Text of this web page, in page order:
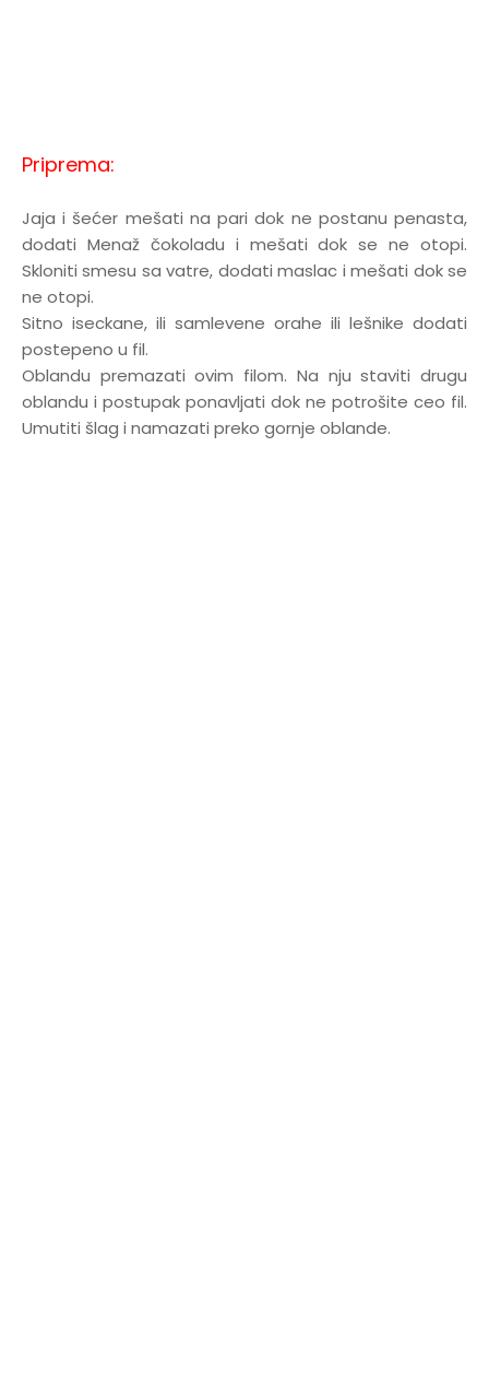
Priprema:
Jaja i šećer mešati na pari dok ne postanu penasta,
dodati Menaž čokoladu i mešati dok se ne otopi.
Skloniti smesu sa vatre, dodati maslac i mešati dok se
ne otopi.
Sitno iseckane, ili samlevene orahe ili lešnike dodati
postepeno u fil.
Oblandu premazati ovim filom. Na nju staviti drugu
oblandu i postupak ponavljati dok ne potrošite ceo fil.
Umutiti šlag i namazati preko gornje oblande.